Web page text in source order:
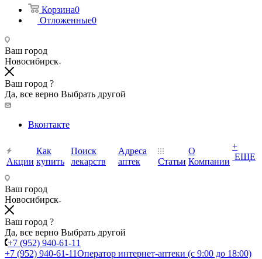
Корзина0
Отложенные0
Ваш город
Новосибирск
Ваш город ?
Да, все верно Выбрать другой
Вконтакте
Акции
Как
купить
Поиск
лекарств
Адреса
аптек
Статьи
О
Компании
+
ЕЩЕ
Ваш город
Новосибирск
Ваш город ?
Да, все верно Выбрать другой
+7 (952) 940-61-11
+7 (952) 940-61-11Оператор интернет-аптеки (с 9:00 до 18:00)